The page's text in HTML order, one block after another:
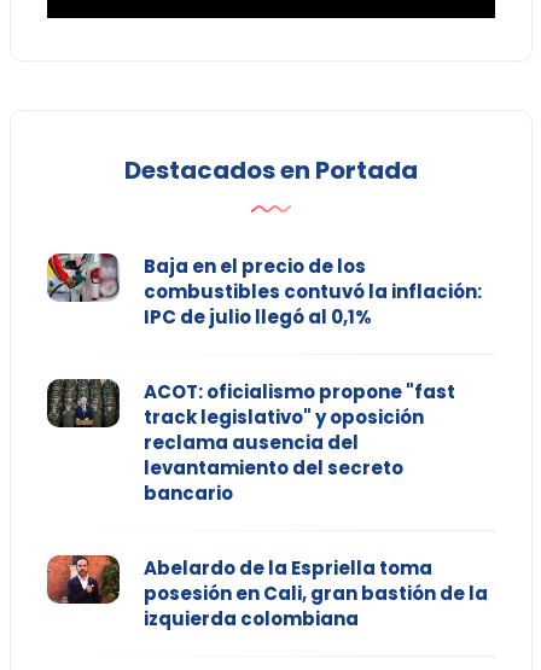
Destacados en Portada
Baja en el precio de los
combustibles contuvó la inflación:
IPC de julio llegó al 0,1%
ACOT: oficialismo propone "fast
track legislativo" y oposición
reclama ausencia del
levantamiento del secreto
bancario
Abelardo de la Espriella toma
posesión en Cali, gran bastión de la
izquierda colombiana